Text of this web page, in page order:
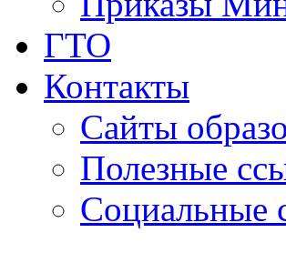
ГТО
Контакты
Сайты
Полезные
Социальные